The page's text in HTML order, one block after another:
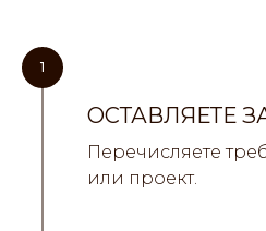
1
ОСТАВЛЯЕТЕ
Перечисляете
или проект.